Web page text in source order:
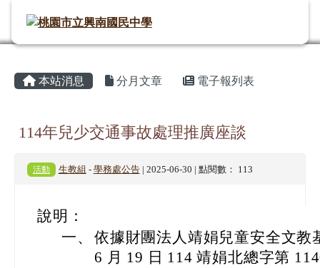
桃園市立興南國民中學
導覽列
主內容區域
本站消息 分月文章 電子報列表
114年兒少交通事故處理推廣座談
活動 生教組 - 學務處公告| 2025-06-30 | 點閱數： 113
說明：
一、 依據財團法人靖娟兒童安全文教
6 月 19 日 114 靖娟北總字第